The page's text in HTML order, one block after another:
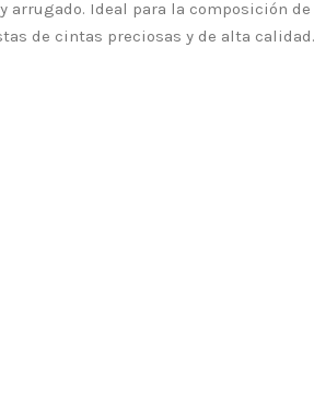
arrugado. Ideal para la composición
de cintas preciosas y de alta calidad.